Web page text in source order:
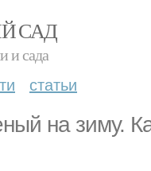
САД
и сада
статьи
на зиму.